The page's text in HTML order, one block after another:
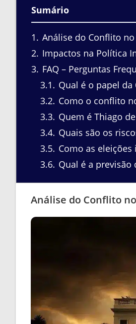
Sumário
1
Análise do Conflito
2 Impactos na Política
3 FAQ – Perguntas
3.1
Qual é o papel
3.2 Como o conflito
3.3 Quem é Thiago
3.4 Quais são os
3.5 Como as
3.6 Qual é a
Análise do Conflito